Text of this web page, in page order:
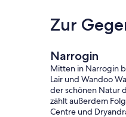
Zur
Narrogin
Mitten in Narrogin
Lair und Wandoo
der schönen Natur
zählt außerdem
Centre und